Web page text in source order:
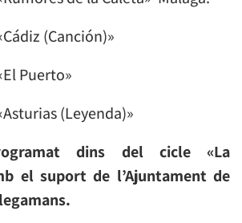
(Canción)»
Puerto»
(Leyenda)»
dins del cicle «La
el suport de l’Ajuntament de